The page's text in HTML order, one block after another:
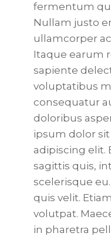
fermentum
Nullam justo
ullamcorper
Itaque earum
sapiente
voluptatibus
consequatur
doloribus
ipsum dolor
adipiscing elit.
sagittis quis,
scelerisque
quis velit.
volutpat.
in pharetra